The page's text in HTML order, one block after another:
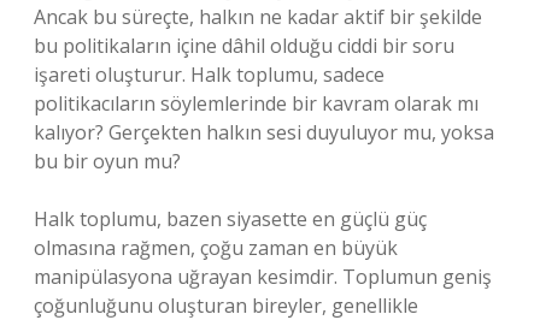
Ancak bu süreçte, halkın ne kadar aktif bir şekilde
bu politikaların içine dâhil olduğu ciddi bir soru
işareti oluşturur. Halk toplumu, sadece
politikacıların söylemlerinde bir kavram olarak mı
kalıyor? Gerçekten halkın sesi duyuluyor mu, yoksa
bu bir oyun mu?
Halk toplumu, bazen siyasette en güçlü güç
olmasına rağmen, çoğu zaman en büyük
manipülasyona uğrayan kesimdir. Toplumun geniş
çoğunluğunu oluşturan bireyler, genellikle